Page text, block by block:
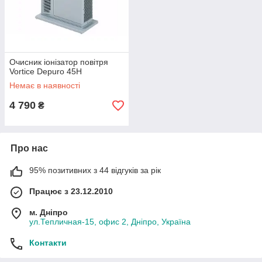
Очисник іонізатор повітря
Vortice Depuro 45H
Немає в наявності
4 790 ₴
Про нас
95% позитивних з 44 відгуків за рік
Працює з 23.12.2010
м. Дніпро
ул.Тепличная-15, офис 2, Дніпро, Україна
Контакти